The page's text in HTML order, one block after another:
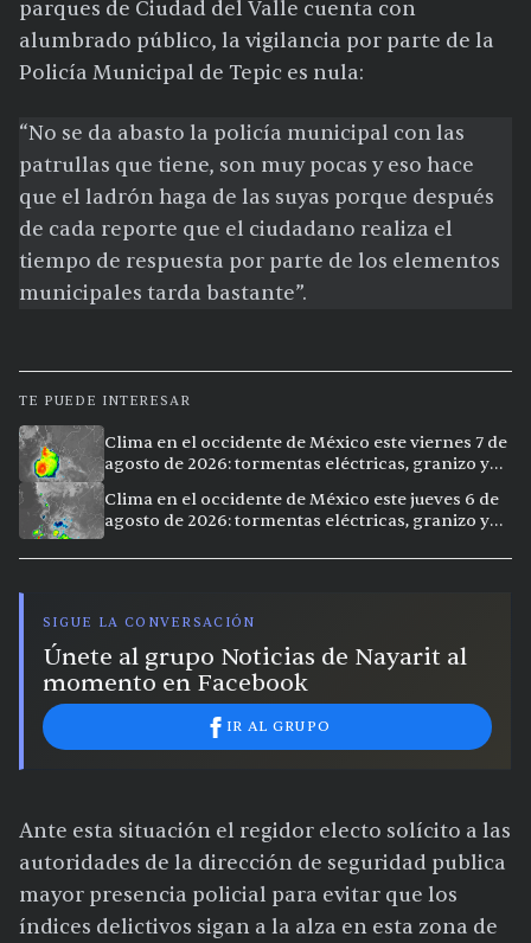
parques de Ciudad del Valle cuenta con
alumbrado público, la vigilancia por parte de la
Policía Municipal de Tepic es nula:
“No se da abasto la policía municipal con las
patrullas que tiene, son muy pocas y eso hace
que el ladrón haga de las suyas porque después
de cada reporte que el ciudadano realiza el
tiempo de respuesta por parte de los elementos
municipales tarda bastante”.
TE PUEDE INTERESAR
Clima en el occidente de México este viernes 7 de
agosto de 2026: tormentas eléctricas, granizo y
Clima en el occidente de México este jueves 6 de
agosto de 2026: tormentas eléctricas, granizo y
SIGUE LA CONVERSACIÓN
Únete al grupo Noticias de Nayarit al
momento en Facebook
IR AL GRUPO
Ante esta situación el regidor electo solícito a las
autoridades de la dirección de seguridad publica
mayor presencia policial para evitar que los
índices delictivos sigan a la alza en esta zona de